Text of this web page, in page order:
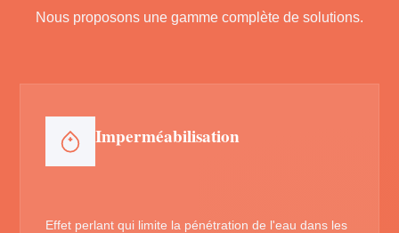
Nous proposons une gamme complète de solutions.
Imperméabilisation
Effet perlant qui limite la pénétration de l'eau dans les